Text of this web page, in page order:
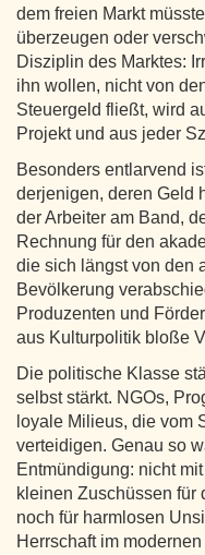
dem freien Markt
überzeugen oder
Disziplin des Marktes:
ihn wollen, nicht von
Steuergeld fließt, wird
Projekt und aus jeder
Besonders entlarvend
derjenigen, deren Geld
der Arbeiter am Band,
Rechnung für den
die sich längst von den
Bevölkerung
Produzenten und
aus Kulturpolitik bloße
Die politische Klasse
selbst stärkt. NGOs,
loyale Milieus, die vom
verteidigen. Genau so
Entmündigung: nicht
kleinen Zuschüssen für
noch für harmlosen
Herrschaft im